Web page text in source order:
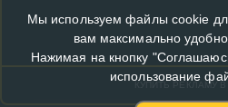
КУПИТЬ РЕКЛАМУ
Мы используем файлы cookie
вам максимально
Нажимая на кнопку
использование